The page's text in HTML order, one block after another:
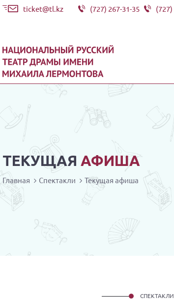
ticket@tl.kz (727) 267-31-35
ТЕКУЩАЯ АФИША
Главная Спектакли Текущая афиша
СПЕКТАКЛИ